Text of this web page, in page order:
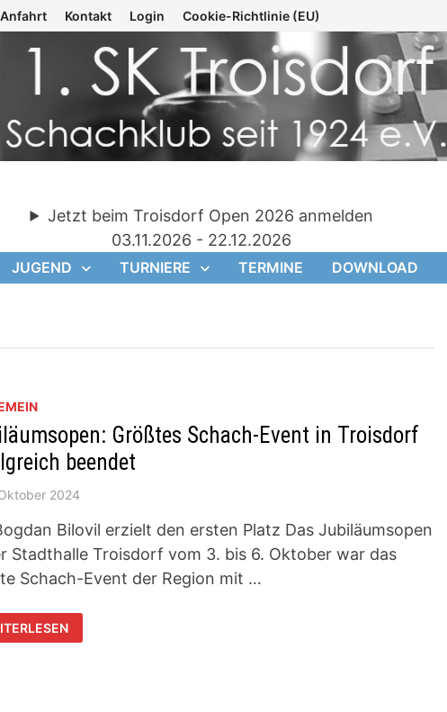
Anfahrt Kontakt Login Cookie-Richtlinie (EU)
Jetzt beim Troisdorf Open 2026 anmelden
03.11.2026 - 22.12.2026
JUGEND TURNIERE TERMINE DOWNLOAD
Größtes Schach-Event in Troisdorf
beendet
2024
Bilovil erzielt den ersten Platz Das Jubiläumsopen
Stadthalle Troisdorf vom 3. bis 6. Oktober war das
Schach-Event der Region mit …
S
E